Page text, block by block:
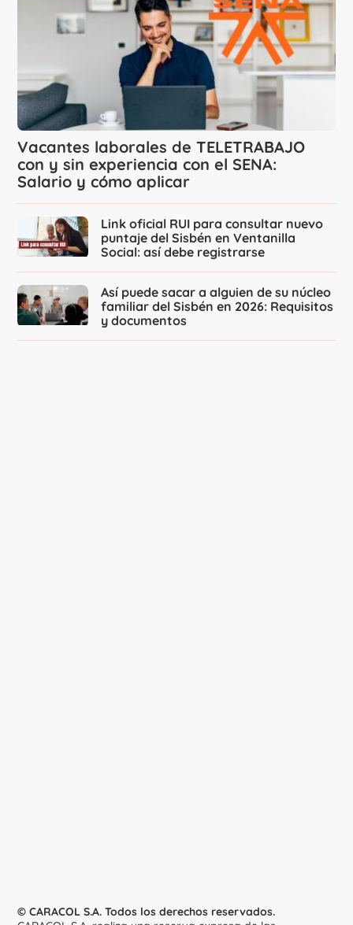
Vacantes laborales de TELETRABAJO
con y sin experiencia con el SENA:
Salario y cómo aplicar
Link oficial RUI para consultar nuevo
puntaje del Sisbén en Ventanilla
Social: así debe registrarse
Así puede sacar a alguien de su núcleo
familiar del Sisbén en 2026: Requisitos
y documentos
© CARACOL S.A. Todos los derechos reservados.